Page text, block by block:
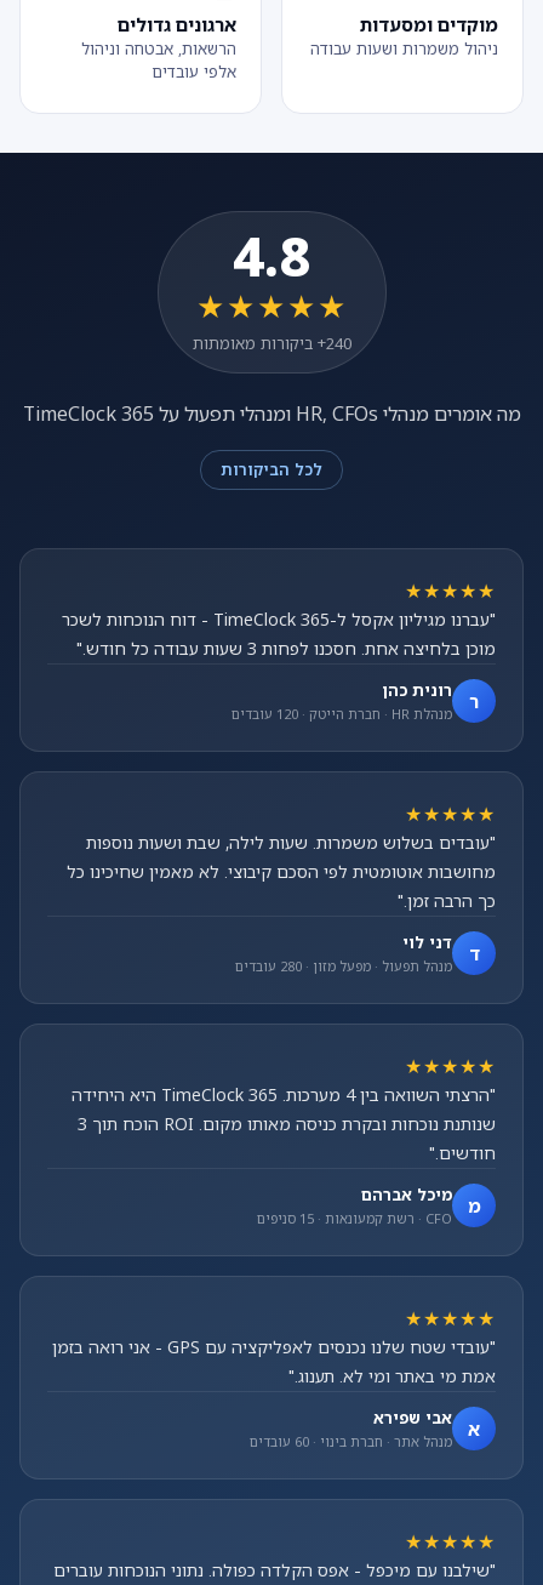
מוקדים ומסעדות
ניהול משמרות ושעות עבודה
ארגונים גדולים
הרשאות, אבטחה וניהול
אלפי עובדים
4.8
★★★★★
240+ ביקורות מאומתות
מה אומרים מנהלי HR, CFOs ומנהלי תפעול על TimeClock 365
לכל הביקורות
★★★★★
"עברנו מגיליון אקסל ל-TimeClock 365 - דוח הנוכחות לשכר
מוכן בלחיצה אחת. חסכנו לפחות 3 שעות עבודה כל חודש."
ר רונית כהן
מנהלת HR · חברת הייטק · 120 עובדים
★★★★★
"עובדים בשלוש משמרות. שעות לילה, שבת ושעות נוספות
מחושבות אוטומטית לפי הסכם קיבוצי. לא מאמין שחיכינו כל
כך הרבה זמן."
ד דני לוי
מנהל תפעול · מפעל מזון · 280 עובדים
★★★★★
"הרצתי השוואה בין 4 מערכות. TimeClock 365 היא היחידה
שנותנת נוכחות ובקרת כניסה מאותו מקום. ROI הוכח תוך 3
חודשים."
מ מיכל אברהם
CFO · רשת קמעונאות · 15 סניפים
★★★★★
"עובדי שטח שלנו נכנסים לאפליקציה עם GPS - אני רואה בזמן
אמת מי באתר ומי לא. תענוג."
א אבי שפירא
מנהל אתר · חברת בינוי · 60 עובדים
★★★★★
"שילבנו עם מיכפל - אפס הקלדה כפולה. נתוני הנוכחות עוברים